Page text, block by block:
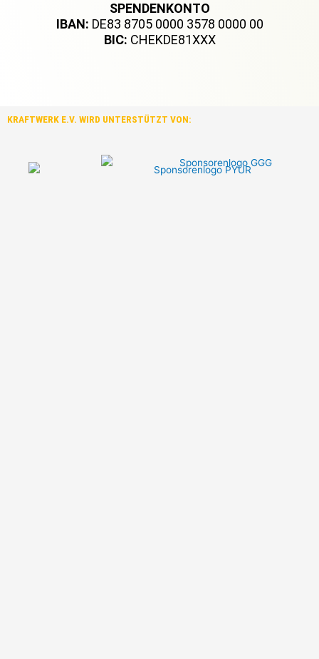
SPENDENKONTO
IBAN: DE83 8705 0000 3578 0000 00
BIC: CHEKDE81XXX
KRAFTWERK E.V. WIRD UNTERSTÜTZT VON: